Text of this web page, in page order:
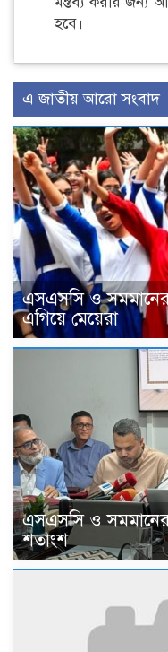
হবে।
এ জাতীয় আরো সংবাদ
এসএসসি ও সমমানের
এগিয়ে মেয়েরা
এসএসসি ও সমমানের
শতাংশ